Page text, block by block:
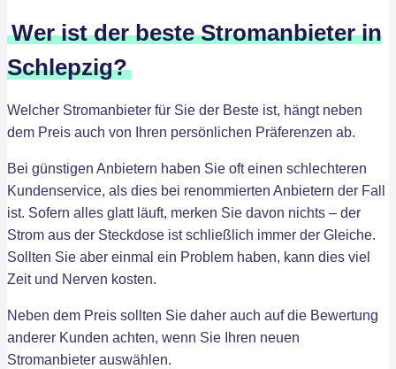
Wer ist der beste Stromanbieter in
Schlepzig?
Welcher Stromanbieter für Sie der Beste ist, hängt neben
dem Preis auch von Ihren persönlichen Präferenzen ab.
Bei günstigen Anbietern haben Sie oft einen schlechteren
Kundenservice, als dies bei renommierten Anbietern der Fall
ist. Sofern alles glatt läuft, merken Sie davon nichts – der
Strom aus der Steckdose ist schließlich immer der Gleiche.
Sollten Sie aber einmal ein Problem haben, kann dies viel
Zeit und Nerven kosten.
Neben dem Preis sollten Sie daher auch auf die Bewertung
anderer Kunden achten, wenn Sie Ihren neuen
Stromanbieter auswählen.